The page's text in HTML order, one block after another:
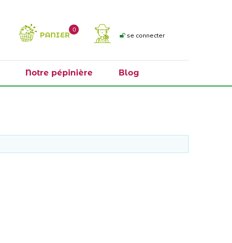
se connecter
PANIER
0
Notre pépinière Blog